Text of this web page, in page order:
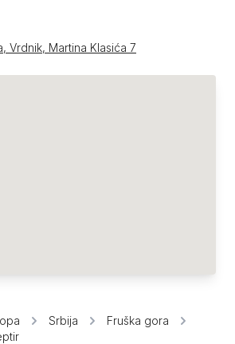
Vrdnik, Martina Klasića 7
Srbija
Fruška gora